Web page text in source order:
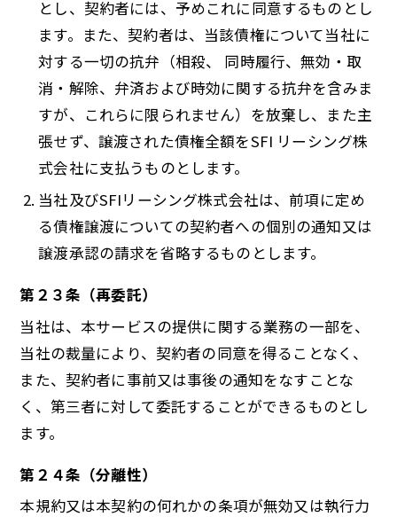
とし、契約者には、予めこれに同意するものとし
ます。また、契約者は、当該債権について当社に
対する一切の抗弁（相殺、 同時履行、無効・取
消・解除、弁済および時効に関する抗弁を含みま
すが、これらに限られません）を放棄し、また主
張せず、譲渡された債権全額をSFI リーシング株
式会社に支払うものとします。
当社及びSFIリーシング株式会社は、前項に定め
る債権譲渡についての契約者への個別の通知又は
譲渡承認の請求を省略するものとします。
第２３条（再委託）
当社は、本サービスの提供に関する業務の一部を、
当社の裁量により、契約者の同意を得ることなく、
また、契約者に事前又は事後の通知をなすことな
く、第三者に対して委託することができるものとし
ます。
第２４条（分離性）
本規約又は本契約の何れかの条項が無効又は執行力